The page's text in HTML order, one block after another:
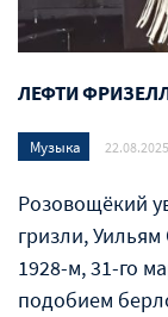
ЛЕФТИ
Музыка 22.08.2025
Розовощёкий
гризли,
1928-м, 31-го
подобием